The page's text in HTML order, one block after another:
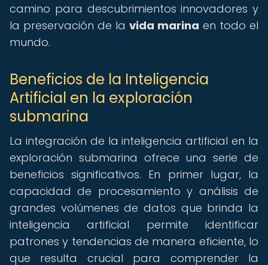
camino para descubrimientos innovadores y
la preservación de la vida marina en todo el
mundo.
Beneficios de la Inteligencia
Artificial en la exploración
submarina
La integración de la inteligencia artificial en la
exploración submarina ofrece una serie de
beneficios significativos. En primer lugar, la
capacidad de procesamiento y análisis de
grandes volúmenes de datos que brinda la
inteligencia artificial permite identificar
patrones y tendencias de manera eficiente, lo
que resulta crucial para comprender la